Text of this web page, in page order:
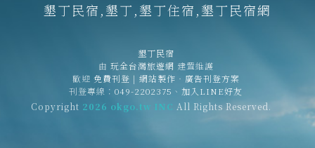
墾丁民宿,墾丁,墾丁住宿,墾丁民宿網
墾丁民宿
由 玩全台灣旅遊網 建置維護
歡迎 免費刊登 | 網站製作‧廣告刊登方案
刊登專線： 049-2202375 、 加入LINE好友
Copyright 2026 okgo.tw INC All Rights Reserved.